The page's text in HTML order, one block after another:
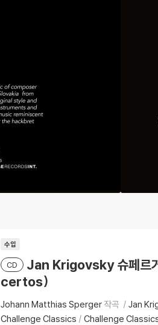
수입
CD
Jan Krigovsky 슈페르
certos)
Johann Matthias Sperger 작곡 Jan
Challenge Classics / Challenge